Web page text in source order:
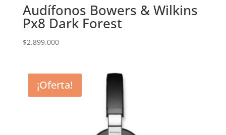
Audífonos Bowers & Wilkins
Px8 Dark Forest
$2.899.000
¡Oferta!